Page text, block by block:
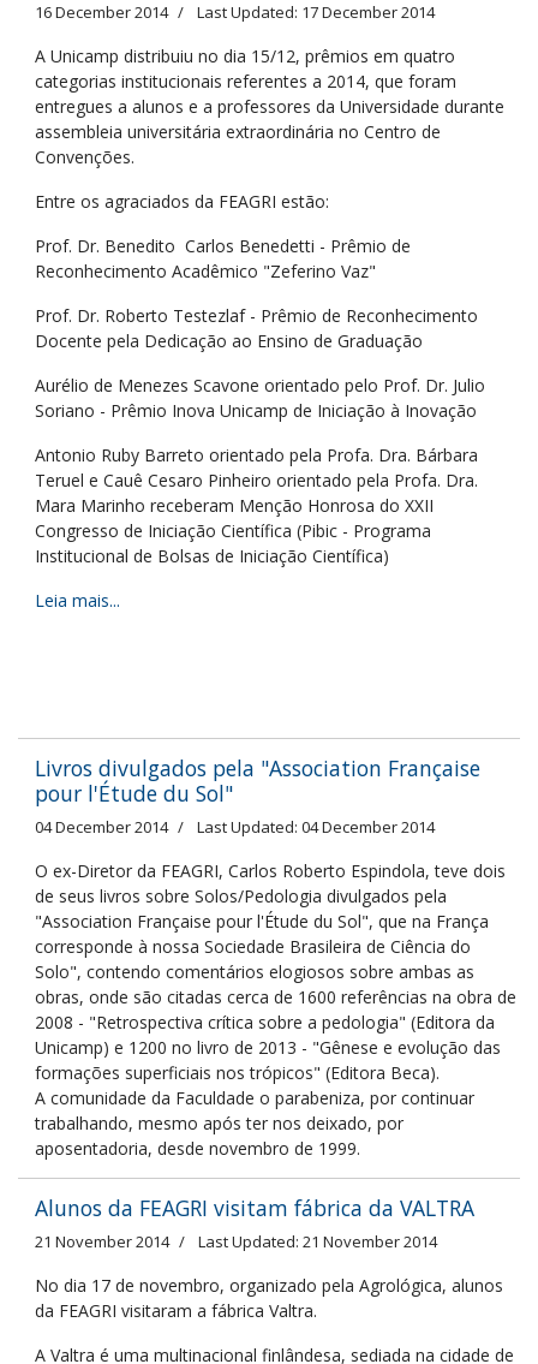
16 December 2014 Last Updated: 17 December 2014
A Unicamp distribuiu no dia 15/12, prêmios em quatro
categorias institucionais referentes a 2014, que foram
entregues a alunos e a professores da Universidade durante
assembleia universitária extraordinária no Centro de
Convenções.
Entre os agraciados da FEAGRI estão:
Prof. Dr. Benedito Carlos Benedetti - Prêmio de
Reconhecimento Acadêmico "Zeferino Vaz"
Prof. Dr. Roberto Testezlaf - Prêmio de Reconhecimento
Docente pela Dedicação ao Ensino de Graduação
Aurélio de Menezes Scavone orientado pelo Prof. Dr. Julio
Soriano - Prêmio Inova Unicamp de Iniciação à Inovação
Antonio Ruby Barreto orientado pela Profa. Dra. Bárbara
Teruel e Cauê Cesaro Pinheiro orientado pela Profa. Dra.
Mara Marinho receberam Menção Honrosa do XXII
Congresso de Iniciação Científica (Pibic - Programa
Institucional de Bolsas de Iniciação Científica)
Leia mais...
Livros divulgados pela "Association Française
pour l'Étude du Sol"
04 December 2014 Last Updated: 04 December 2014
O ex-Diretor da FEAGRI, Carlos Roberto Espindola, teve dois
de seus livros sobre Solos/Pedologia divulgados pela
"Association Française pour l'Étude du Sol", que na França
corresponde à nossa Sociedade Brasileira de Ciência do
Solo", contendo comentários elogiosos sobre ambas as
obras, onde são citadas cerca de 1600 referências na obra de
2008 - "Retrospectiva crítica sobre a pedologia" (Editora da
Unicamp) e 1200 no livro de 2013 - "Gênese e evolução das
formações superficiais nos trópicos" (Editora Beca).
A comunidade da Faculdade o parabeniza, por continuar
trabalhando, mesmo após ter nos deixado, por
aposentadoria, desde novembro de 1999.
Alunos da FEAGRI visitam fábrica da VALTRA
21 November 2014 Last Updated: 21 November 2014
No dia 17 de novembro, organizado pela Agrológica, alunos
da FEAGRI visitaram a fábrica Valtra.
A Valtra é uma multinacional finlândesa, sediada na cidade de